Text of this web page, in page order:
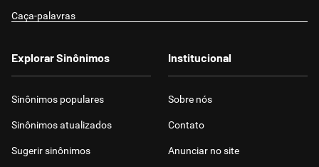
Caça-palavras
Explorar Sinônimos
Sinônimos populares
Sinônimos atualizados
Sugerir sinônimos
Institucional
Sobre nós
Contato
Anunciar no site